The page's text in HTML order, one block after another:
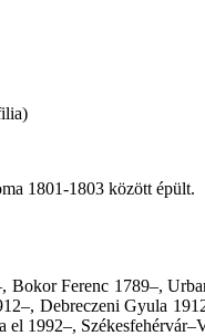
1801-1803 között épült.
Bokor Ferenc 1789–,
Debreczeni Gyula
1992–,